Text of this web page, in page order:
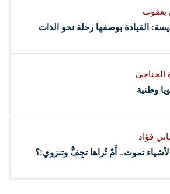
يعقوب
القيادة بوصفها رحلة نحو الذات
الجناحي
وطنية
فؤاد
تموت.. أَمْ تُراها تجِفُّ وتنزوي!؟